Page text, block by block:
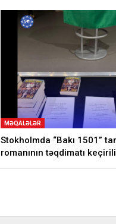
MƏQALƏLƏR
Stokholmda “Bakı 1501”
romanının təqdimatı